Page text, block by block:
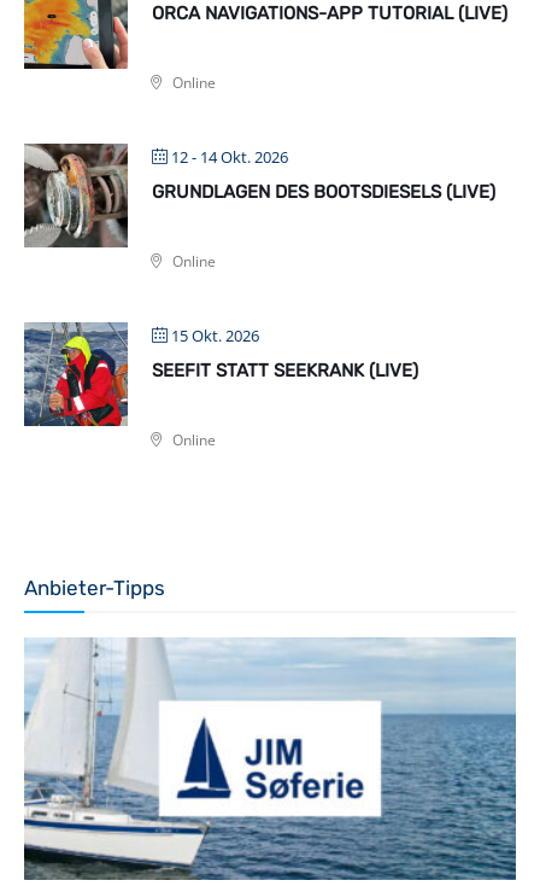
ORCA NAVIGATIONS-APP TUTORIAL (LIVE)
Online
12 - 14 Okt. 2026
GRUNDLAGEN DES BOOTSDIESELS (LIVE)
Online
15 Okt. 2026
SEEFIT STATT SEEKRANK (LIVE)
Online
Anbieter-Tipps